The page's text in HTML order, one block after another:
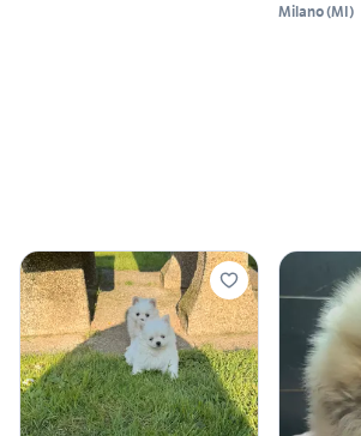
Milano(MI)